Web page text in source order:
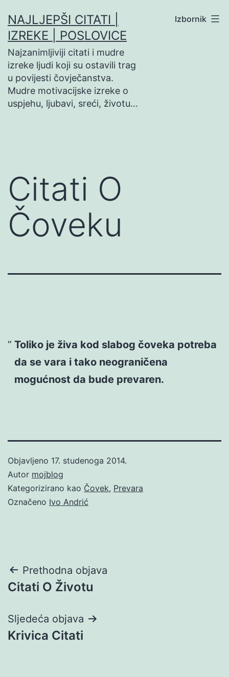
na
sadržaj
NAJLJEPŠI CITATI |
IZREKE | POSLOVICE
Najzanimljiviji citati i mudre
izreke ljudi koji su ostavili trag
u povijesti čovječanstva.
Mudre motivacijske izreke o
uspjehu, ljubavi, sreći, životu…
Izbornik
Citati O
Čoveku
Toliko je živa kod slabog čoveka potreba
da se vara i tako neograničena
mogućnost da bude prevaren.
Objavljeno 17. studenoga 2014.
Autor mojblog
Kategorizirano kao Čovek, Prevara
Označeno Ivo Andrić
Navigacija
objava
Prethodna objava
Citati O Životu
Sljedeća objava
Krivica Citati